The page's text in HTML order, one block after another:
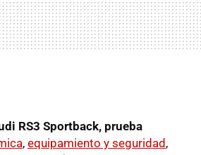
RS3 Sportback, prueba
, equipamiento y seguridad ,